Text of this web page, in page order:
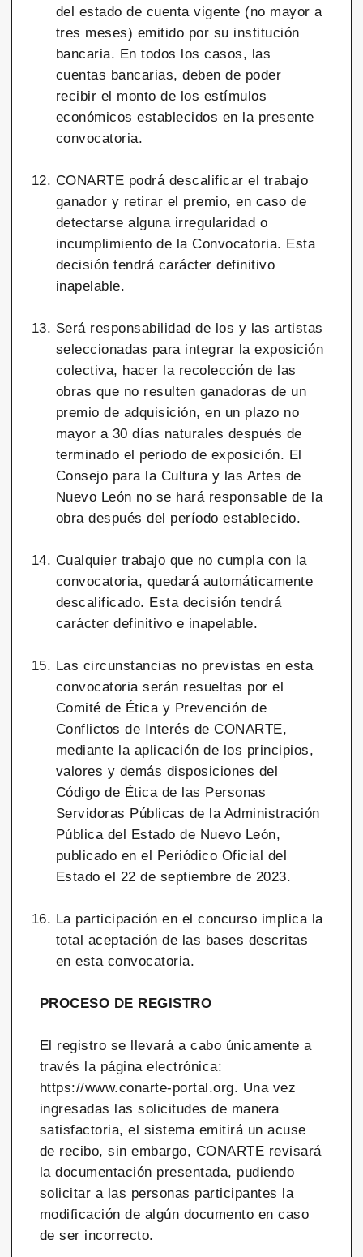
del estado de cuenta vigente (no mayor a
tres meses) emitido por su institución
bancaria. En todos los casos, las
cuentas bancarias, deben de poder
recibir el monto de los estímulos
económicos establecidos en la presente
convocatoria.
CONARTE podrá descalificar el trabajo
ganador y retirar el premio, en caso de
detectarse alguna irregularidad o
incumplimiento de la Convocatoria. Esta
decisión tendrá carácter definitivo
inapelable.
Será responsabilidad de los y las artistas
seleccionadas para integrar la exposición
colectiva, hacer la recolección de las
obras que no resulten ganadoras de un
premio de adquisición, en un plazo no
mayor a 30 días naturales después de
terminado el periodo de exposición. El
Consejo para la Cultura y las Artes de
Nuevo León no se hará responsable de la
obra después del período establecido.
Cualquier trabajo que no cumpla con la
convocatoria, quedará automáticamente
descalificado. Esta decisión tendrá
carácter definitivo e inapelable.
Las circunstancias no previstas en esta
convocatoria serán resueltas por el
Comité de Ética y Prevención de
Conflictos de Interés de CONARTE,
mediante la aplicación de los principios,
valores y demás disposiciones del
Código de Ética de las Personas
Servidoras Públicas de la Administración
Pública del Estado de Nuevo León,
publicado en el Periódico Oficial del
Estado el 22 de septiembre de 2023.
La participación en el concurso implica la
total aceptación de las bases descritas
en esta convocatoria.
PROCESO DE REGISTRO
El registro se llevará a cabo únicamente a
través la página electrónica:
https://www.conarte-portal.org. Una vez
ingresadas las solicitudes de manera
satisfactoria, el sistema emitirá un acuse
de recibo, sin embargo, CONARTE revisará
la documentación presentada, pudiendo
solicitar a las personas participantes la
modificación de algún documento en caso
de ser incorrecto.